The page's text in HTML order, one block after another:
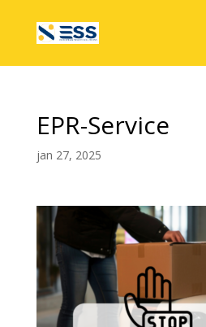
EPR-Service
jan 27, 2025